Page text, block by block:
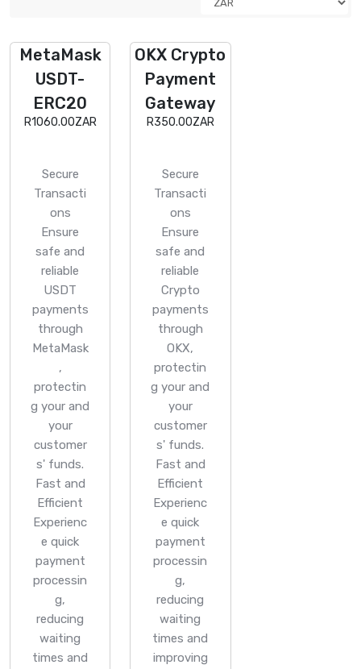
MetaMask
USDT-
ERC20
R1060.00ZAR
Secure
Transacti
ons
Ensure
safe and
reliable
USDT
payments
through
MetaMask
,
protectin
g your and
your
customer
s' funds.
Fast and
Efficient
Experienc
e quick
payment
processin
g,
reducing
waiting
times and
OKX Crypto
Payment
Gateway
R350.00ZAR
Secure
Transacti
ons
Ensure
safe and
reliable
Crypto
payments
through
OKX,
protectin
g your and
your
customer
s' funds.
Fast and
Efficient
Experienc
e quick
payment
processin
g,
reducing
waiting
times and
improving